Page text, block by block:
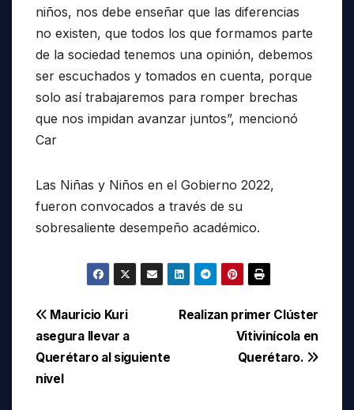
niños, nos debe enseñar que las diferencias
no existen, que todos los que formamos parte
de la sociedad tenemos una opinión, debemos
ser escuchados y tomados en cuenta, porque
solo así trabajaremos para romper brechas
que nos impidan avanzar juntos”, mencionó
Car
Las Niñas y Niños en el Gobierno 2022,
fueron convocados a través de su
sobresaliente desempeño académico.
Navegación
de
entradas
Realizan primer Clúster
Vitivinícola en
Querétaro.
Mauricio Kuri
asegura llevar a
Querétaro al siguiente
nivel